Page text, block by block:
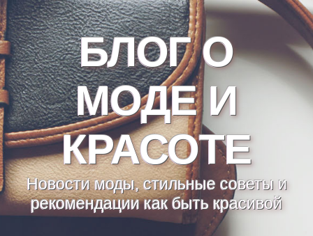
БЛОГ О
МОДЕ И
КРАСОТЕ
Новости моды, стильные советы и
рекомендации как быть красивой